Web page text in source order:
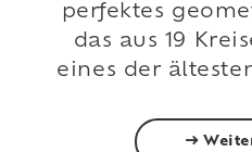
perfektes
das aus 19
eines der